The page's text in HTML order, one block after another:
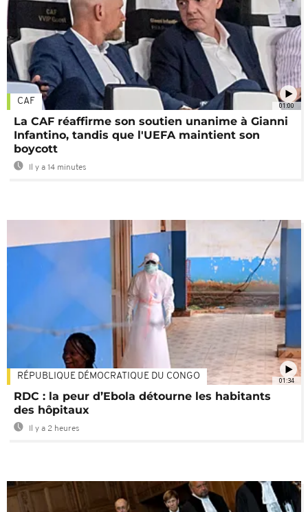
01:00
CAF
La CAF réaffirme son soutien unanime à Gianni
Infantino, tandis que l'UEFA maintient son
boycott
Il y a 14 minutes
01:34
RÉPUBLIQUE DÉMOCRATIQUE DU CONGO
RDC : la peur d’Ebola détourne les habitants
des hôpitaux
Il y a 2 heures